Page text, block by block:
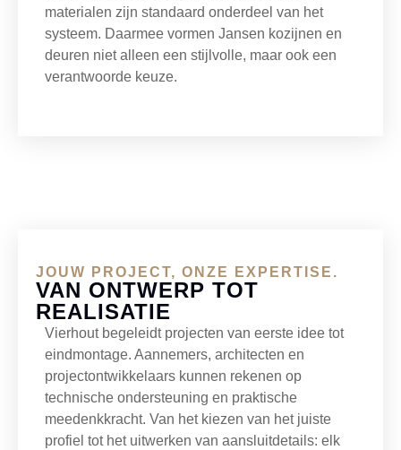
materialen zijn standaard onderdeel van het
systeem. Daarmee vormen Jansen kozijnen en
deuren niet alleen een stijlvolle, maar ook een
verantwoorde keuze.
JOUW PROJECT, ONZE EXPERTISE.
VAN ONTWERP TOT
REALISATIE
Vierhout begeleidt projecten van eerste idee tot
eindmontage. Aannemers, architecten en
projectontwikkelaars kunnen rekenen op
technische ondersteuning en praktische
meedenkkracht. Van het kiezen van het juiste
profiel tot het uitwerken van aansluitdetails: elk